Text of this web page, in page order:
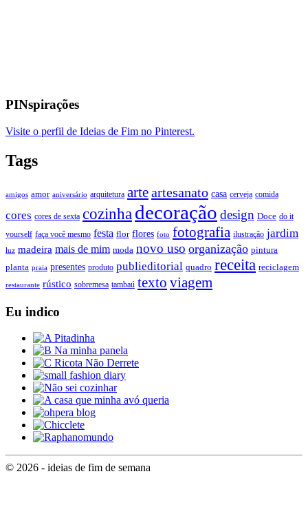
PINspirações
Visite o perfil de Ideias de Fim no Pinterest.
Tags
amigos amor aniversário arquitetura arteartesanato casa cerveja comida
cores cores de sexta cozinha decoração design Doce do it
yourself faça você mesmo festa flor flores foto fotografia ilustração jardim
luz madeira mais de mim moda novo uso organização pintura
planta praia presentes produto publieditorial quadro receita reciclagem
restaurante rústico sobremesa tambaú texto viagem
Eu indico
© 2026 - ideias de fim de semana